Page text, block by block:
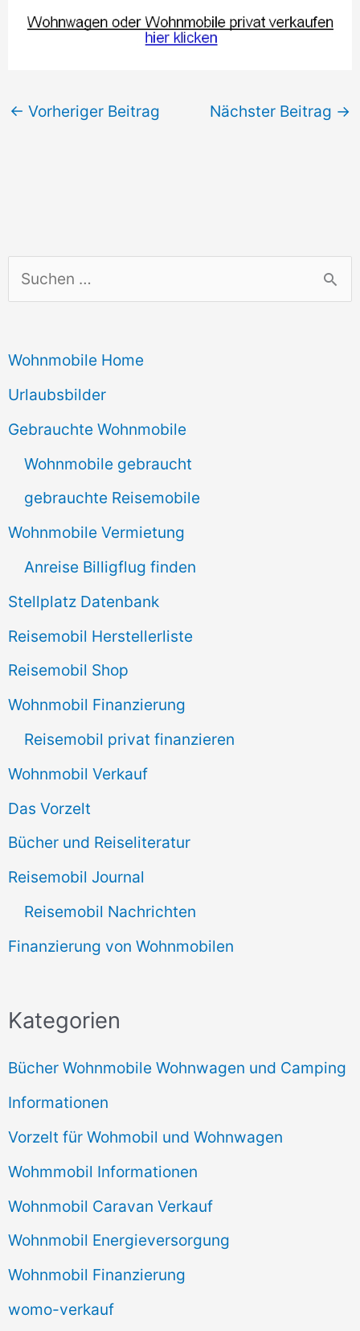
u
h
e
n
Wohnmobile Home
Urlaubsbilder
Gebrauchte Wohnmobile
Wohnmobile gebraucht
gebrauchte Reisemobile
Wohnmobile Vermietung
Anreise Billigflug finden
Stellplatz Datenbank
Reisemobil Herstellerliste
Reisemobil Shop
Wohnmobil Finanzierung
Reisemobil privat finanzieren
Wohnmobil Verkauf
Das Vorzelt
Bücher und Reiseliteratur
Reisemobil Journal
Reisemobil Nachrichten
Finanzierung von Wohnmobilen
Kategorien
Bücher Wohnmobile Wohnwagen und Camping
Informationen
Vorzelt für Wohmobil und Wohnwagen
Wohmmobil Informationen
Wohnmobil Caravan Verkauf
Wohnmobil Energieversorgung
Wohnmobil Finanzierung
womo-verkauf
← Vorheriger Beitrag Nächster Beitrag →